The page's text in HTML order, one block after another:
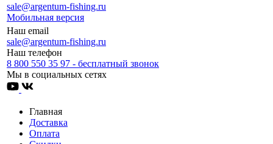
sale@argentum-fishing.ru
Мобильная версия
Наш email
sale@argentum-fishing.ru
Наш телефон
8 800 550 35 97 - бесплатный звонок
Мы в социальных сетях
Главная
Доставка
Оплата